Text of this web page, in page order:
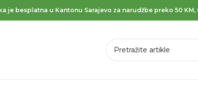
je besplatna u Kantonu Sarajevo za narudžbe preko 50